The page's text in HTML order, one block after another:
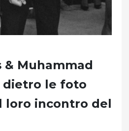
& Muhammad
dietro le foto
loro incontro del